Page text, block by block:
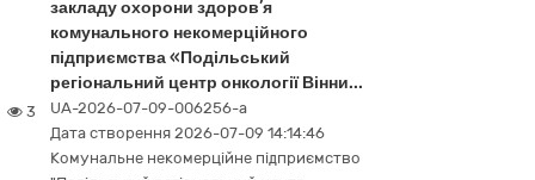
3
закладу охорони здоров’я
комунального некомерційного
підприємства «Подільський
регіональний центр онкології Вінни...
UA-2026-07-09-006256-a
Дата створення 2026-07-09 14:14:46
Комунальне некомерційне підприємство